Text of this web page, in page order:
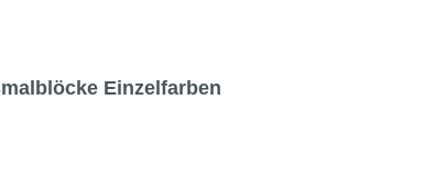
von 4.97 von 5 Sternen
Einzelfarben